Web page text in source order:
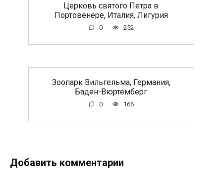
Церковь святого Петра в
Портовенере, Италия, Лигурия
0 252
Зоопарк Вильгельма, Германия,
Баден-Вюртемберг
0 166
Добавить комментарии